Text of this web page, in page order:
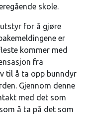
skole.
for å gjøre
er
kommer med
fra
til å ta opp bunndyr
Gjennom denne
med det som
å ta på det som